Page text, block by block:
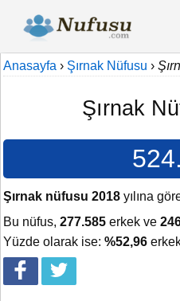
Anasayfa › Şırnak Nüfusu ›
Şırnak
Şırnak nüfusu 2018 yılına
Bu nüfus, 277.585 erkek ve
Yüzde olarak ise: %52,96